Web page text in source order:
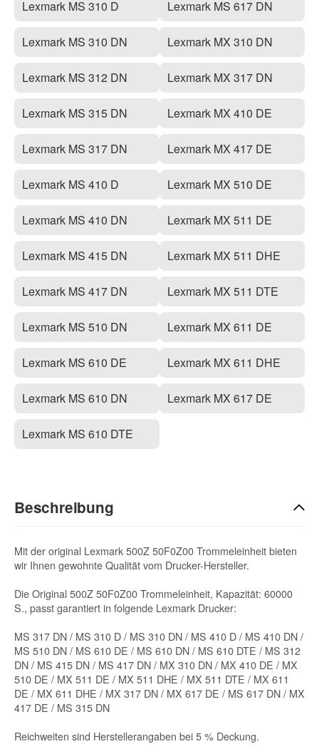
Lexmark MS 310 D
Lexmark MS 310 DN
Lexmark MS 312 DN
Lexmark MS 315 DN
Lexmark MS 317 DN
Lexmark MS 410 D
Lexmark MS 410 DN
Lexmark MS 415 DN
Lexmark MS 417 DN
Lexmark MS 510 DN
Lexmark MS 610 DE
Lexmark MS 610 DN
Lexmark MS 610 DTE
Lexmark MS 617 DN
Lexmark MX 310 DN
Lexmark MX 317 DN
Lexmark MX 410 DE
Lexmark MX 417 DE
Lexmark MX 510 DE
Lexmark MX 511 DE
Lexmark MX 511 DHE
Lexmark MX 511 DTE
Lexmark MX 611 DE
Lexmark MX 611 DHE
Lexmark MX 617 DE
Beschreibung
Mit der original Lexmark 500Z 50F0Z00 Trommeleinheit bieten
wir Ihnen gewohnte Qualität vom Drucker-Hersteller.
Die Original 500Z 50F0Z00 Trommeleinheit, Kapazität: 60000
S., passt garantiert in folgende Lexmark Drucker:
MS 317 DN / MS 310 D / MS 310 DN / MS 410 D / MS 410 DN /
MS 510 DN / MS 610 DE / MS 610 DN / MS 610 DTE / MS 312
DN / MS 415 DN / MS 417 DN / MX 310 DN / MX 410 DE / MX
510 DE / MX 511 DE / MX 511 DHE / MX 511 DTE / MX 611
DE / MX 611 DHE / MX 317 DN / MX 617 DE / MS 617 DN / MX
417 DE / MS 315 DN
Reichweiten sind Herstellerangaben bei 5 % Deckung.